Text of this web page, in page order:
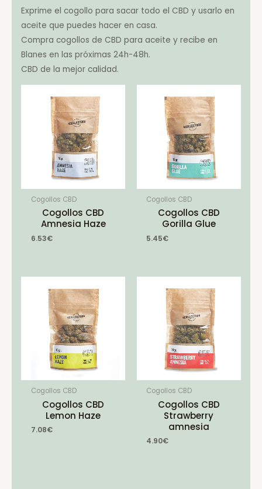
Exprime el cogollo para sacar todo el CBD y usarlo en
aceite que puedes hacer en casa.
Compra cogollos de CBD para aceite y recibe en
Blanes en las próximas 24h-48h.
CBD de la mejor calidad.
Cogollos CBD
Cogollos CBD
Amnesia Haze
6.53€
Cogollos CBD
Cogollos CBD
Gorilla Glue
5.45€
Cogollos CBD
Cogollos CBD
Lemon Haze
7.08€
Cogollos CBD
Cogollos CBD
Strawberry
amnesia
4.90€